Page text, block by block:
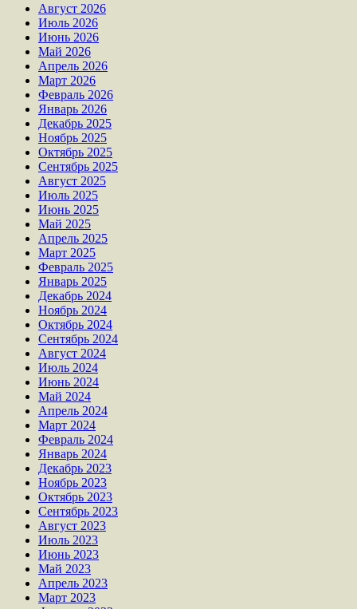
Август 2026
Июль 2026
Июнь 2026
Май 2026
Апрель 2026
Март 2026
Февраль 2026
Январь 2026
Декабрь 2025
Ноябрь 2025
Октябрь 2025
Сентябрь 2025
Август 2025
Июль 2025
Июнь 2025
Май 2025
Апрель 2025
Март 2025
Февраль 2025
Январь 2025
Декабрь 2024
Ноябрь 2024
Октябрь 2024
Сентябрь 2024
Август 2024
Июль 2024
Июнь 2024
Май 2024
Апрель 2024
Март 2024
Февраль 2024
Январь 2024
Декабрь 2023
Ноябрь 2023
Октябрь 2023
Сентябрь 2023
Август 2023
Июль 2023
Июнь 2023
Май 2023
Апрель 2023
Март 2023